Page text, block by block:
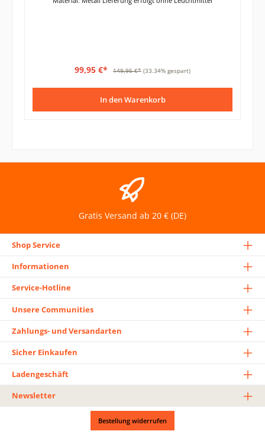
99,95 €* 149,95 €* (33.34% gespart)
In den Warenkorb
Gratis Versand ab 20 € (DE)
Shop Service
Informationen
Service-Hotline
Unsere Communities
Zahlungs- und Versandarten
Sicher Einkaufen
Ladengeschäft
Newsletter
Bestellung widerrufen